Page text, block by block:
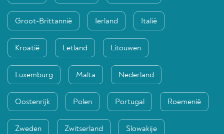
Groot-Brittannië Ierland Italië
Kroatië Letland Litouwen
Luxemburg Malta Nederland
Oostenrijk Polen Portugal Roemenië
Zweden Zwitserland Slowakije